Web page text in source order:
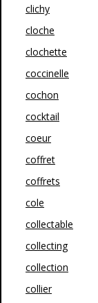
clichy
cloche
clochette
coccinelle
cochon
cocktail
coeur
coffret
coffrets
cole
collectable
collecting
collection
collier